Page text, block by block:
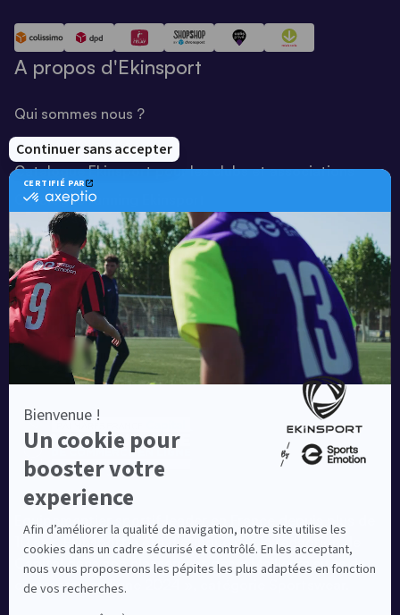
A propos d'Ekinsport
Qui sommes nous ?
Notre savoir-faire
Catalogue Ekinsport pour les clubs et associations
Catalogue running Ekinsport
Blog
Une société de :
Equipementier sportif leader en France depuis plus de
10 ans, Ekinsport a été distingué par la rédaction de
Capital dans son classement des « Meilleurs sites de
commerce en ligne 2024 », catégorie Sportswear.